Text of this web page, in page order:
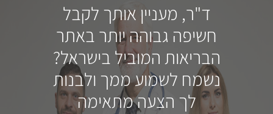
ד"ר, מעניין אותך לקבל
חשיפה גבוהה יותר באתר
הבריאות המוביל בישראל?
נשמח לשמוע ממך ולבנות
לך הצעה מתאימה